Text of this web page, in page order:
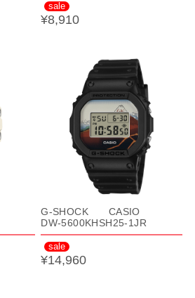
sale
¥8,910
G-SHOCK CASIO
DW-5600KHSH25-1JR
sale
¥14,960